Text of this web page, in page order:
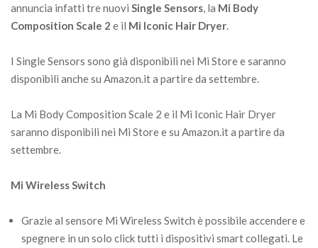
annuncia infatti tre nuovi Single Sensors, la Mi Body
Composition Scale 2 e il Mi Iconic Hair Dryer.
I Single Sensors sono già disponibili nei Mi Store e saranno
disponibili anche su Amazon.it a partire da settembre.
La Mi Body Composition Scale 2 e il Mi Iconic Hair Dryer
saranno disponibili nei Mi Store e su Amazon.it a partire da
settembre.
Mi Wireless Switch
Grazie al sensore Mi Wireless Switch è possibile accendere e
spegnere in un solo click tutti i dispositivi smart collegati. Le